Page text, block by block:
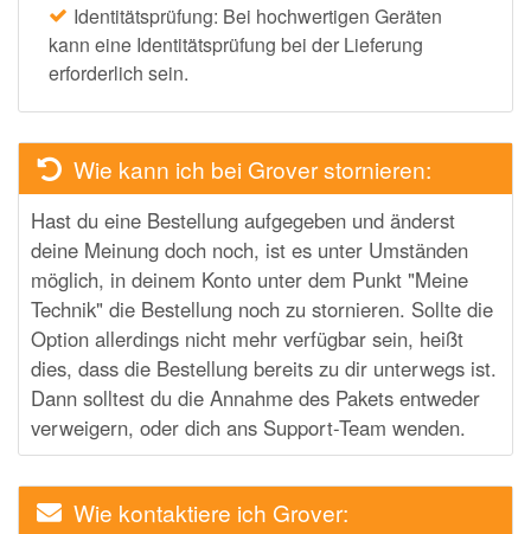
Identitätsprüfung: Bei hochwertigen Geräten
kann eine Identitätsprüfung bei der Lieferung
erforderlich sein.
Wie kann ich bei Grover stornieren:
Hast du eine Bestellung aufgegeben und änderst
deine Meinung doch noch, ist es unter Umständen
möglich, in deinem Konto unter dem Punkt "Meine
Technik" die Bestellung noch zu stornieren. Sollte die
Option allerdings nicht mehr verfügbar sein, heißt
dies, dass die Bestellung bereits zu dir unterwegs ist.
Dann solltest du die Annahme des Pakets entweder
verweigern, oder dich ans Support-Team wenden.
Wie kontaktiere ich Grover: